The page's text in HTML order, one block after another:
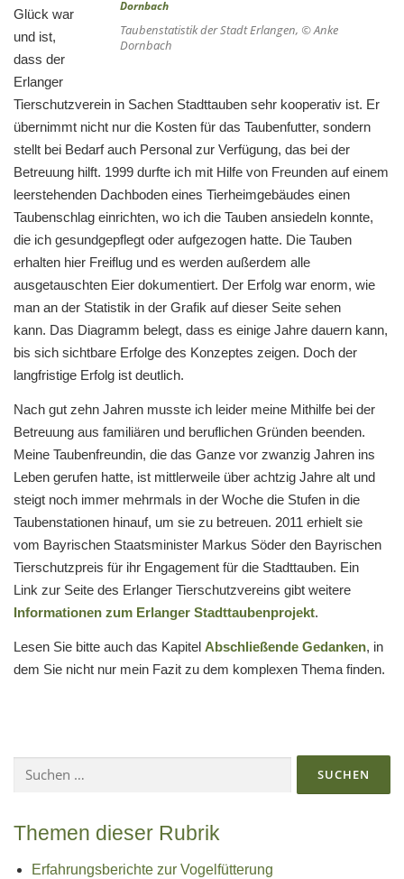
Taubenstatistik der Stadt Erlangen, © Anke
Dornbach
Glück war
und ist,
dass der
Erlanger
Tierschutzverein in Sachen Stadttauben sehr kooperativ ist. Er
übernimmt nicht nur die Kosten für das Taubenfutter, sondern
stellt bei Bedarf auch Personal zur Verfügung, das bei der
Betreuung hilft. 1999 durfte ich mit Hilfe von Freunden auf einem
leerstehenden Dachboden eines Tierheimgebäudes einen
Taubenschlag einrichten, wo ich die Tauben ansiedeln konnte,
die ich gesundgepflegt oder aufgezogen hatte. Die Tauben
erhalten hier Freiflug und es werden außerdem alle
ausgetauschten Eier dokumentiert. Der Erfolg war enorm, wie
man an der Statistik in der Grafik auf dieser Seite sehen
kann. Das Diagramm belegt, dass es einige Jahre dauern kann,
bis sich sichtbare Erfolge des Konzeptes zeigen. Doch der
langfristige Erfolg ist deutlich.
Nach gut zehn Jahren musste ich leider meine Mithilfe bei der
Betreuung aus familiären und beruflichen Gründen beenden.
Meine Taubenfreundin, die das Ganze vor zwanzig Jahren ins
Leben gerufen hatte, ist mittlerweile über achtzig Jahre alt und
steigt noch immer mehrmals in der Woche die Stufen in die
Taubenstationen hinauf, um sie zu betreuen. 2011 erhielt sie
vom Bayrischen Staatsminister Markus Söder den Bayrischen
Tierschutzpreis für ihr Engagement für die Stadttauben. Ein
Link zur Seite des Erlanger Tierschutzvereins gibt weitere
Informationen zum Erlanger Stadttaubenprojekt.
Lesen Sie bitte auch das Kapitel Abschließende Gedanken, in
dem Sie nicht nur mein Fazit zu dem komplexen Thema finden.
nach:
Themen dieser Rubrik
Erfahrungsberichte zur Vogelfütterung